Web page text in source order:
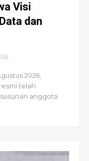
Visi
dan
2026,
telah
anggota